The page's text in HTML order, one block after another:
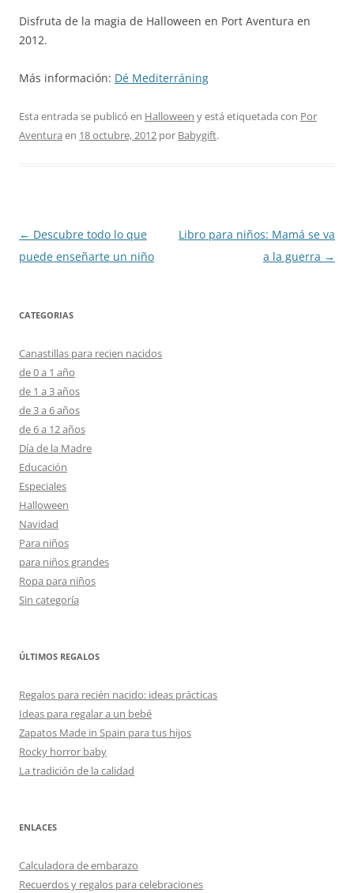
Disfruta de la magia de Halloween en Port Aventura en
2012.
Más información: Dé Mediterráning
Esta entrada se publicó en Halloween y está etiquetada con Por
Aventura en 18 octubre, 2012 por Babygift.
Navegación
de
← Descubre todo lo que
puede enseñarte un niño
Libro para niños: Mamá se va
a la guerra →
CATEGORIAS
Canastillas para recien nacidos
de 0 a 1 año
de 1 a 3 años
de 3 a 6 años
de 6 a 12 años
Día de la Madre
Educación
Especiales
Halloween
Navidad
Para niños
para niños grandes
Ropa para niños
Sin categoría
ÚLTIMOS REGALOS
Regalos para recién nacido: ideas prácticas
Ideas para regalar a un bebé
Zapatos Made in Spain para tus hijos
Rocky horror baby
La tradición de la calidad
ENLACES
Calculadora de embarazo
Recuerdos y regalos para celebraciones